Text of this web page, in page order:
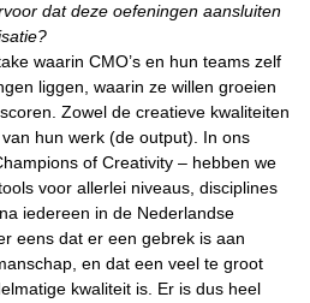
dat deze oefeningen aansluiten
waarin CMO’s en hun teams zelf
liggen, waarin ze willen groeien
Zowel de creatieve kwaliteiten
hun werk (de output). In ons
of Creativity – hebben we
voor allerlei niveaus, disciplines
iedereen in de Nederlandse
eens dat er een gebrek is aan
en dat een veel te groot
kwaliteit is. Er is dus heel